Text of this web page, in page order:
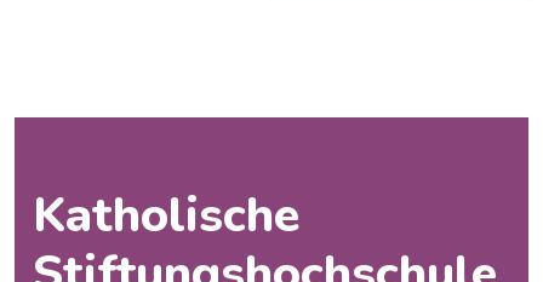
Katholische